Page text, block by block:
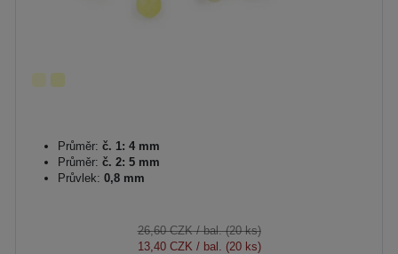
Průměr: č. 1: 4 mm
Průměr: č. 2: 5 mm
Průvlek: 0,8 mm
26,60 CZK/ bal. (20 ks)
13,40 CZK / bal. (20 ks)